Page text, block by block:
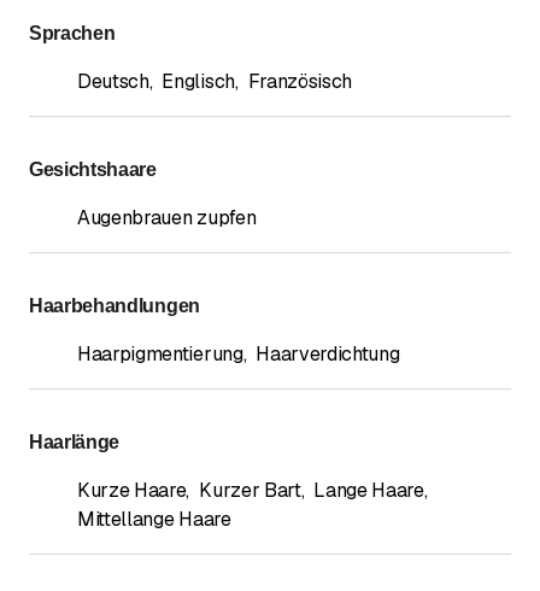
Sprachen
Deutsch, Englisch, Französisch
Gesichtshaare
Augenbrauen zupfen
Haarbehandlungen
Haarpigmentierung, Haarverdichtung
Haarlänge
Kurze Haare, Kurzer Bart, Lange Haare,
Mittellange Haare